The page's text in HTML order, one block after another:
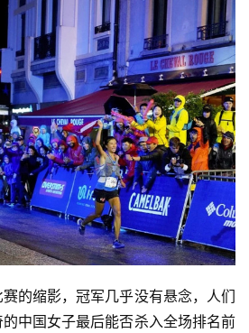
的缩影，冠军几乎没有悬念，人们
中国女子最后能否杀入全场排名前